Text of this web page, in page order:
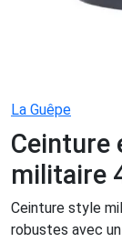
La Guêpe
Ceinture
militaire
Ceinture style
robustes avec